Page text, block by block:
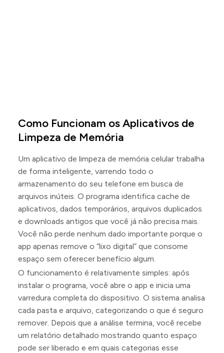
Como Funcionam os Aplicativos de
Limpeza de Memória
Um aplicativo de limpeza de memória celular trabalha
de forma inteligente, varrendo todo o
armazenamento do seu telefone em busca de
arquivos inúteis. O programa identifica cache de
aplicativos, dados temporários, arquivos duplicados
e downloads antigos que você já não precisa mais.
Você não perde nenhum dado importante porque o
app apenas remove o “lixo digital” que consome
espaço sem oferecer benefício algum.
O funcionamento é relativamente simples: após
instalar o programa, você abre o app e inicia uma
varredura completa do dispositivo. O sistema analisa
cada pasta e arquivo, categorizando o que é seguro
remover. Depois que a análise termina, você recebe
um relatório detalhado mostrando quanto espaço
pode ser liberado e em quais categorias esse